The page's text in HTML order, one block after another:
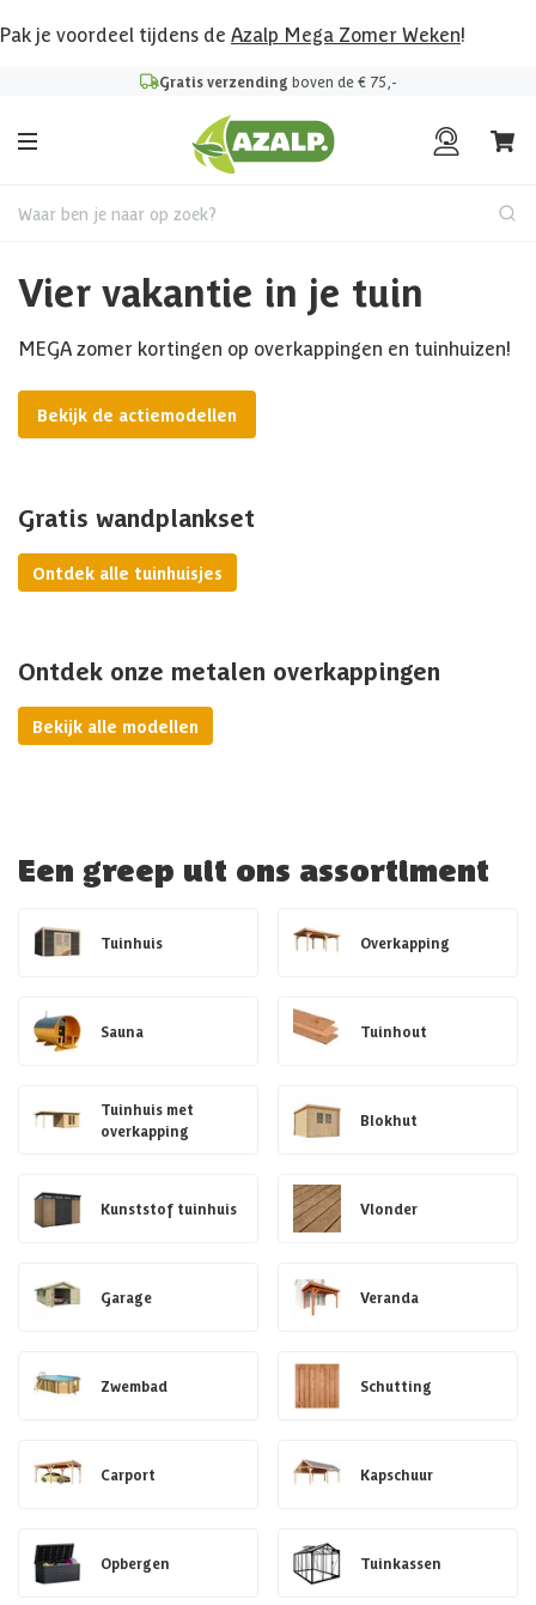
Pak je voordeel tijdens de Azalp Mega Zomer Weken!
Gratis verzending boven de € 75,-
Waar ben je naar op zoek?
Vier vakantie in je tuin
MEGA zomer kortingen op overkappingen en tuinhuizen!
Bekijk de actiemodellen
Gratis wandplankset
Ontdek alle tuinhuisjes
Ontdek onze metalen overkappingen
Bekijk alle modellen
Een greep uit ons assortiment
Tuinhuis Overkapping
Sauna Tuinhout
Tuinhuis met
overkapping
Blokhut
Kunststof tuinhuis Vlonder
Garage Veranda
Zwembad Schutting
Carport Kapschuur
Opbergen Tuinkassen